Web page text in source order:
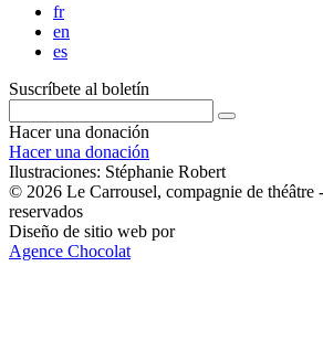
fr
en
es
Suscríbete al boletín
Hacer una donación
Hacer una donación
Ilustraciones: Stéphanie Robert
© 2026 Le Carrousel, compagnie de théâtre
reservados
Diseño de sitio web por
Agence Chocolat